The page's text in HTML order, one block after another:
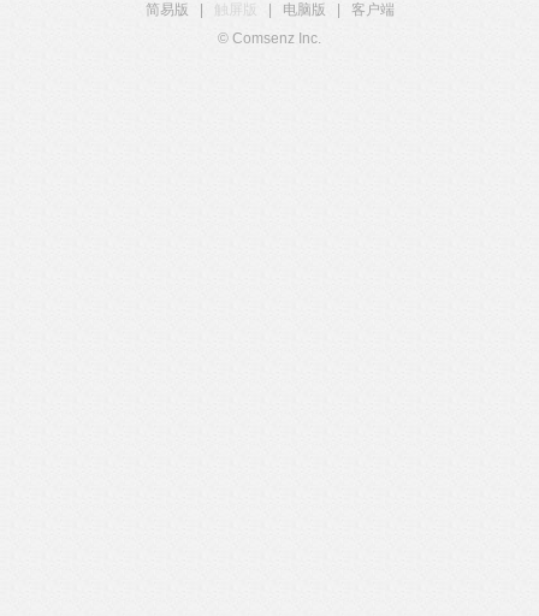
简易版
触屏版 电脑版
客户端
© Comsenz Inc.